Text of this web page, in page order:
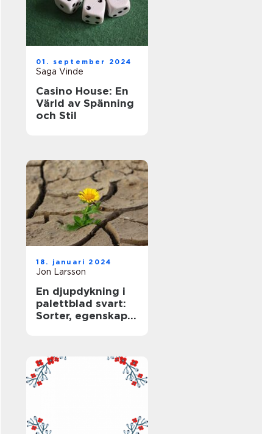
01. september 2024
Saga Vinde
Casino House: En
Värld av Spänning
och Stil
18. januari 2024
Jon Larsson
En djupdykning i
palettblad svart:
Sorter, egenskaper